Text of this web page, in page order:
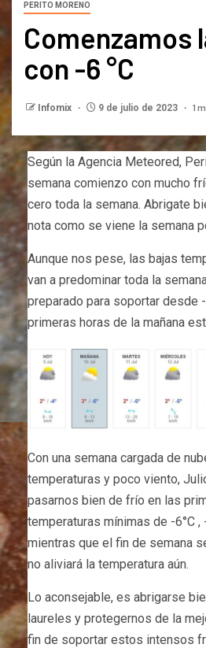
PERITO MORENO
Comenzamos
con -6 °C
Infomix 9 de julio de 2023 1
Según la Agencia Meteored,
semana comienzo con mucho
cero toda la semana. Abrigate
nota como se viene la semana
Aunque nos pese, las bajas
van a predominar toda la
preparado para soportar desde -
primeras horas de la mañana
Con una semana cargada de
temperaturas y poco viento,
pasarnos bien de frío en las
temperaturas mínimas de -6°C ,
mientras que el fin de semana
no aliviará la temperatura aún.
Lo aconsejable, es abrigarse
laureles y protegernos de la
fin de soportar estos intensos